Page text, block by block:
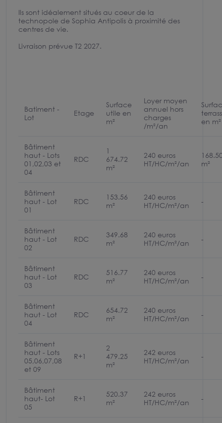
Ils sont idéalement situés au coeur de la
technopole de Sophia Antipolis à proximité des
centres de vie.
Livraison prévue T2 2027.
Batiment -
Lot
Etage
Surface
utile en
m²
Loyer moyen
annuel hors
charges
/m²/an
en m²
Bâtiment
haut - Lots
01,02,03 et
04
RDC
1
674.72
m²
240 euros
HT/HC/m²/an
m²
Bâtiment
haut - Lot
01
RDC
153.56
m²
240 euros
HT/HC/m²/an
-
Bâtiment
haut - Lot
02
RDC
349.68
m²
240 euros
HT/HC/m²/an
-
Bâtiment
haut - Lot
03
RDC
516.77
m²
240 euros
HT/HC/m²/an
-
Bâtiment
haut - Lot
04
RDC
654.72
m²
240 euros
HT/HC/m²/an
-
Bâtiment
haut - Lots
05,06,07,08
et 09
R+1
2
479.25
m²
242 euros
HT/HC/m²/an
-
Bâtiment
haut- Lot
05
R+1
520.37
m²
242 euros
HT/HC/m²/an
-